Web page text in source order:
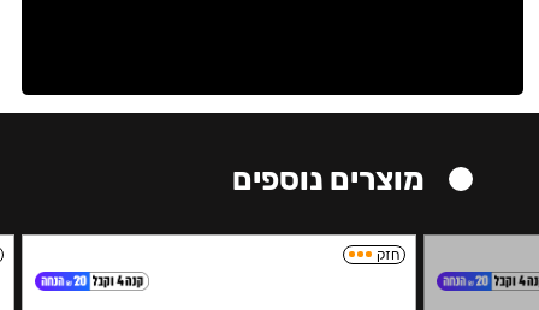
מוצרים נוספים
חזק